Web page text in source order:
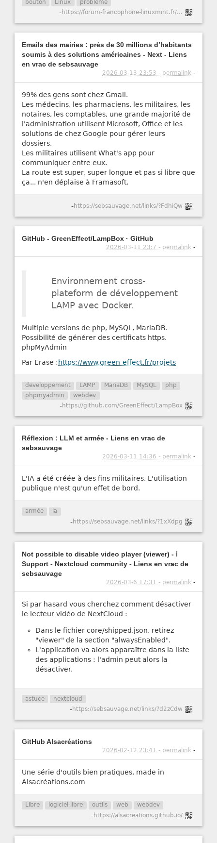
bouton Linux problème
- https://forum-francophone-linuxmint.fr/viewtopic.php?t=21751
Emails des mairies : près de 30 millions d’habitants
soumis à des solutions américaines - Next - Liens
en vrac de sebsauvage
2026-03-13 23:53 - permalink -
99% des gens sont chez Gmail.
Les médecins, les pharmaciens, les militaires, les
notaires, les comptables, une grande majorité de
l'administration utilisent Microsoft, Office et les
solutions de chez Google pour gérer leurs
dossiers.
Les militaires utilisent What's app pour
communiquer entre eux.
La route est super, super longue et pas si libre que
ça... n'en déplaise à Framasoft.
-https://sebsauvage.net/links/?FdhiQw
GitHub - GreenEffect/LampBox · GitHub
2026-03-11 23:7 - permalink -
Environnement cross-
plateform de développement
LAMP avec Docker.
Multiple versions de php, MySQL, MariaDB.
Possibilité de générer des certificats https.
phpMyAdmin
Par Erase : https://www.green-effect.fr/projets
developpement LAMP MariaDB MySQL
php
phpmyadmin
webdev
-https://github.com/GreenEffect/LampBox
Réflexion : LLM et armée - Liens en vrac de
sebsauvage
2026-03-11 14:36 - permalink -
L'IA a été créée à des fins militaires. L'utilisation
publique n'est qu'un effet de bord.
armée ia
-https://sebsauvage.net/links/?1xXdpg
Not possible to disable video player (viewer) - ℹ️
Support - Nextcloud community - Liens en vrac de
sebsauvage
2026-03-6 17:31 - permalink -
Si par hasard vous cherchez comment désactiver
le lecteur vidéo de NextCloud :
Dans le fichier core/shipped.json, retirez
"viewer" de la section "alwaysEnabled".
L'application va alors apparaître dans la liste
des applications : l'admin peut alors la
désactiver.
astuce nextcloud
-https://sebsauvage.net/links/?d2zCdw
GitHub Alsacréations
2026-02-12 23:41 - permalink -
Une série d'outils bien pratiques, made in
Alsacréations.com
Libre logiciel-libre outils web webdev
-https://alsacreations.github.io/